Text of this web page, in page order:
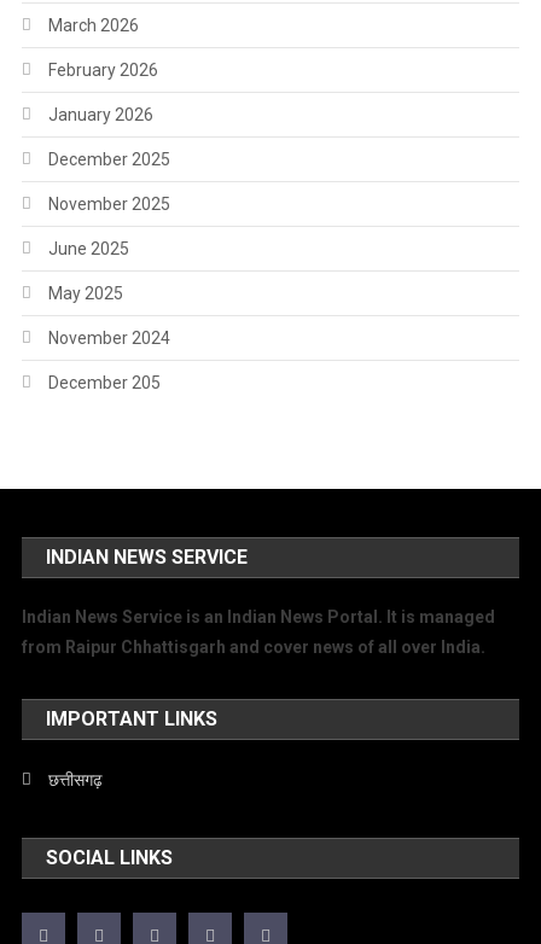
March 2026
February 2026
January 2026
December 2025
November 2025
June 2025
May 2025
November 2024
December 205
INDIAN NEWS SERVICE
Indian News Service is an Indian News Portal. It is managed
from Raipur Chhattisgarh and cover news of all over India.
IMPORTANT LINKS
छत्तीसगढ़
SOCIAL LINKS